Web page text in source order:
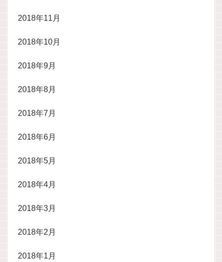
2018年11月
2018年10月
2018年9月
2018年8月
2018年7月
2018年6月
2018年5月
2018年4月
2018年3月
2018年2月
2018年1月